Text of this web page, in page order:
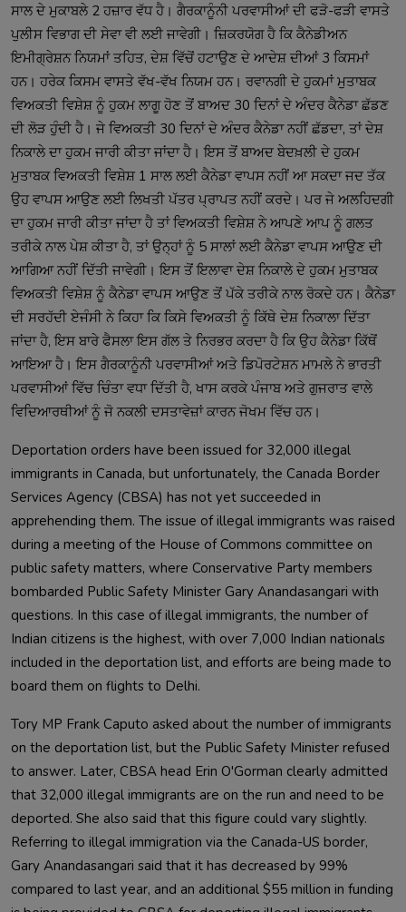
ਸਾਲ ਦੇ ਮੁਕਾਬਲੇ 2 ਹਜ਼ਾਰ ਵੱਧ ਹੈ। ਗੈਰਕਾਨੂੰਨੀ ਪਰਵਾਸੀਆਂ ਦੀ ਫੜੋ-ਫੜੀ ਵਾਸਤੇ
ਪੁਲੀਸ ਵਿਭਾਗ ਦੀ ਸੇਵਾ ਵੀ ਲਈ ਜਾਵੇਗੀ। ਜ਼ਿਕਰਯੋਗ ਹੈ ਕਿ ਕੈਨੇਡੀਅਨ
ਇਮੀਗ੍ਰੇਸ਼ਨ ਨਿਯਮਾਂ ਤਹਿਤ, ਦੇਸ਼ ਵਿੱਚੋਂ ਹਟਾਉਣ ਦੇ ਆਦੇਸ਼ ਦੀਆਂ 3 ਕਿਸਮਾਂ
ਹਨ। ਹਰੇਕ ਕਿਸਮ ਵਾਸਤੇ ਵੱਖ-ਵੱਖ ਨਿਯਮ ਹਨ। ਰਵਾਨਗੀ ਦੇ ਹੁਕਮਾਂ ਮੁਤਾਬਕ
ਵਿਅਕਤੀ ਵਿਸ਼ੇਸ਼ ਨੂੰ ਹੁਕਮ ਲਾਗੂ ਹੋਣ ਤੋਂ ਬਾਅਦ 30 ਦਿਨਾਂ ਦੇ ਅੰਦਰ ਕੈਨੇਡਾ ਛੱਡਣ
ਦੀ ਲੋੜ ਹੁੰਦੀ ਹੈ। ਜੇ ਵਿਅਕਤੀ 30 ਦਿਨਾਂ ਦੇ ਅੰਦਰ ਕੈਨੇਡਾ ਨਹੀਂ ਛੱਡਦਾ, ਤਾਂ ਦੇਸ਼
ਨਿਕਾਲੇ ਦਾ ਹੁਕਮ ਜਾਰੀ ਕੀਤਾ ਜਾਂਦਾ ਹੈ। ਇਸ ਤੋਂ ਬਾਅਦ ਬੇਦਖ਼ਲੀ ਦੇ ਹੁਕਮ
ਮੁਤਾਬਕ ਵਿਅਕਤੀ ਵਿਸ਼ੇਸ਼ 1 ਸਾਲ ਲਈ ਕੈਨੇਡਾ ਵਾਪਸ ਨਹੀਂ ਆ ਸਕਦਾ ਜਦ ਤੱਕ
ਉਹ ਵਾਪਸ ਆਉਣ ਲਈ ਲਿਖਤੀ ਪੱਤਰ ਪ੍ਰਾਪਤ ਨਹੀਂ ਕਰਦੇ। ਪਰ ਜੇ ਅਲਹਿਦਗੀ
ਦਾ ਹੁਕਮ ਜਾਰੀ ਕੀਤਾ ਜਾਂਦਾ ਹੈ ਤਾਂ ਵਿਅਕਤੀ ਵਿਸ਼ੇਸ਼ ਨੇ ਆਪਣੇ ਆਪ ਨੂੰ ਗਲਤ
ਤਰੀਕੇ ਨਾਲ ਪੇਸ਼ ਕੀਤਾ ਹੈ, ਤਾਂ ਉਨ੍ਹਾਂ ਨੂੰ 5 ਸਾਲਾਂ ਲਈ ਕੈਨੇਡਾ ਵਾਪਸ ਆਉਣ ਦੀ
ਆਗਿਆ ਨਹੀਂ ਦਿੱਤੀ ਜਾਵੇਗੀ। ਇਸ ਤੋਂ ਇਲਾਵਾ ਦੇਸ਼ ਨਿਕਾਲੇ ਦੇ ਹੁਕਮ ਮੁਤਾਬਕ
ਵਿਅਕਤੀ ਵਿਸ਼ੇਸ਼ ਨੂੰ ਕੈਨੇਡਾ ਵਾਪਸ ਆਉਣ ਤੋਂ ਪੱਕੇ ਤਰੀਕੇ ਨਾਲ ਰੋਕਦੇ ਹਨ। ਕੈਨੇਡਾ
ਦੀ ਸਰਹੱਦੀ ਏਜੰਸੀ ਨੇ ਕਿਹਾ ਕਿ ਕਿਸੇ ਵਿਅਕਤੀ ਨੂੰ ਕਿੱਥੇ ਦੇਸ਼ ਨਿਕਾਲਾ ਦਿੱਤਾ
ਜਾਂਦਾ ਹੈ, ਇਸ ਬਾਰੇ ਫੈਸਲਾ ਇਸ ਗੱਲ ਤੇ ਨਿਰਭਰ ਕਰਦਾ ਹੈ ਕਿ ਉਹ ਕੈਨੇਡਾ ਕਿੱਥੋਂ
ਆਇਆ ਹੈ। ਇਸ ਗੈਰਕਾਨੂੰਨੀ ਪਰਵਾਸੀਆਂ ਅਤੇ ਡਿਪੋਰਟੇਸ਼ਨ ਮਾਮਲੇ ਨੇ ਭਾਰਤੀ
ਪਰਵਾਸੀਆਂ ਵਿੱਚ ਚਿੰਤਾ ਵਧਾ ਦਿੱਤੀ ਹੈ, ਖਾਸ ਕਰਕੇ ਪੰਜਾਬ ਅਤੇ ਗੁਜਰਾਤ ਵਾਲੇ
Deportation orders have been issued for 32,000 illegal
immigrants in Canada, but unfortunately, the Canada Border
Services Agency (CBSA) has not yet succeeded in
apprehending them. The issue of illegal immigrants was raised
during a meeting of the House of Commons committee on
public safety matters, where Conservative Party members
bombarded Public Safety Minister Gary Anandasangari with
questions. In this case of illegal immigrants, the number of
Indian citizens is the highest, with over 7,000 Indian nationals
included in the deportation list, and efforts are being made to
Tory MP Frank Caputo asked about the number of immigrants
on the deportation list, but the Public Safety Minister refused
to answer. Later, CBSA head Erin O'Gorman clearly admitted
that 32,000 illegal immigrants are on the run and need to be
deported. She also said that this figure could vary slightly.
Referring to illegal immigration via the Canada-US border,
Gary Anandasangari said that it has decreased by 99%
compared to last year, and an additional $55 million in funding